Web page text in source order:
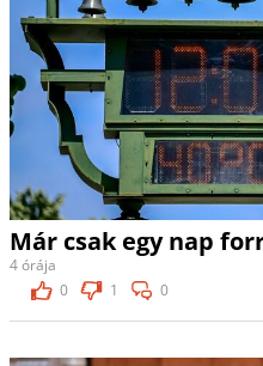
Már csak egy nap
4 órája
0
1 0